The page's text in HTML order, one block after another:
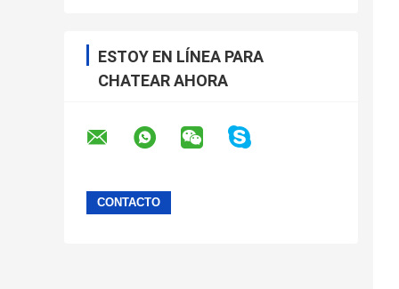
ESTOY EN LÍNEA PARA
CHATEAR AHORA